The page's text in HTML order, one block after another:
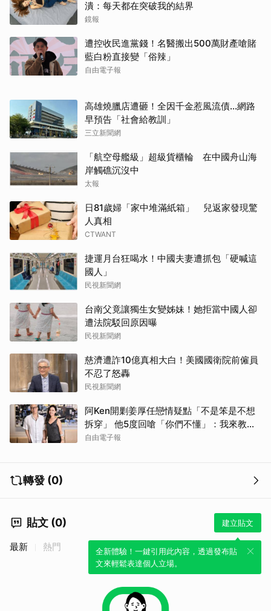
潰：每天都在突破我的結界
鏡報
遭控收民進黨錢！名醫搬出500萬財產嗆賭
藍白粉直接變「俗辣」
自由電子報
高雄燒臘店遭砸！全因千金惹風流債…網路
早預告「社會給教訓」
三立新聞網
「航空母艦級」超級貨櫃輪 在中國舟山海
岸觸礁沉沒中
太報
日81歲婦「家中堆滿紙箱」 兒返家發現驚
人真相
CTWANT
捷運月台狂喝水！中國夫妻遭抓包「硬喊這
國人」
民視新聞網
台南父竟讓獨生女變姊妹！她拒當中國人卻
遭法院駁回原因曝
民視新聞網
慈濟遭詐10億真相大白！美國國衛院前僱員
不忍了怒轟
民視新聞網
阿Ken開剿姜厚任戀情疑點「不是笨是不想
拆穿」 他5度回嗆「你們不懂」：我來教育
你們
自由電子報
轉發 (0)
貼文 (0) 建立貼文
全新體驗！一鍵引用此內容，透過發布貼
文來輕鬆表達個人立場。
最新 熱門